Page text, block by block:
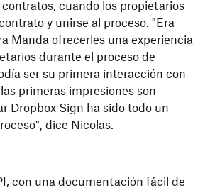
cuando los propietarios
y unirse al proceso. "Era
Manda ofrecerles una experiencia
durante el proceso de
ser su primera interacción con
primeras impresiones son
Dropbox Sign ha sido todo un
dice Nicolas.
con una documentación fácil de